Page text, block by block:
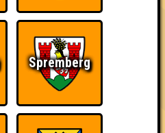
So kurz vorm Sieg!
Spremberg